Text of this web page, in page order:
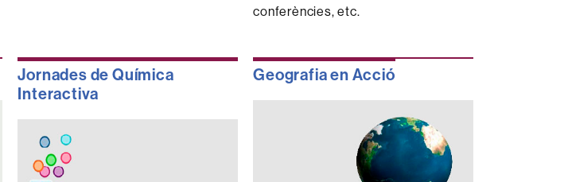
conferències, etc.
Jornades de Química
Interactiva
Geografia en Acció